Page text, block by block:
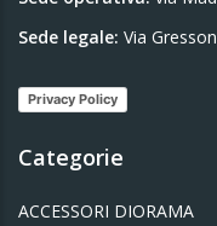
Sede legale: Via
Privacy Policy
Categorie
ACCESSORI DIORAMA